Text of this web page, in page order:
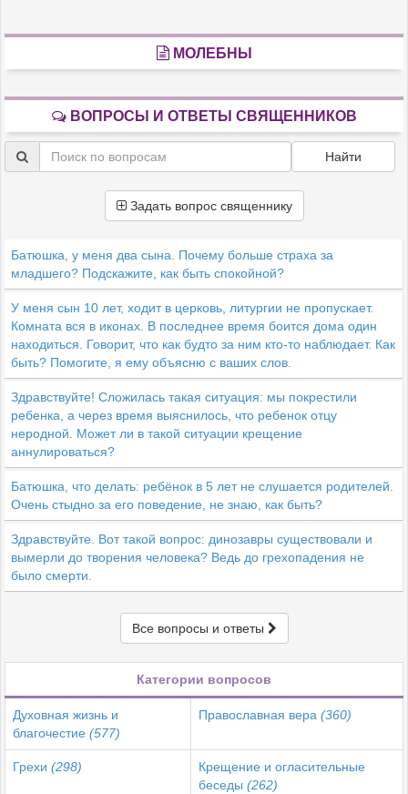
МОЛЕБНЫ
ВОПРОСЫ И ОТВЕТЫ СВЯЩЕННИКОВ
Найти
Задать вопрос священнику
Батюшка, у меня два сына. Почему больше страха за
младшего? Подскажите, как быть спокойной?
У меня сын 10 лет, ходит в церковь, литургии не пропускает.
Комната вся в иконах. В последнее время боится дома один
находиться. Говорит, что как будто за ним кто-то наблюдает. Как
быть? Помогите, я ему объясню с ваших слов.
Здравствуйте! Сложилась такая ситуация: мы покрестили
ребенка, а через время выяснилось, что ребенок отцу
неродной. Может ли в такой ситуации крещение
аннулироваться?
Батюшка, что делать: ребёнок в 5 лет не слушается родителей.
Очень стыдно за его поведение, не знаю, как быть?
Здравствуйте. Вот такой вопрос: динозавры существовали и
вымерли до творения человека? Ведь до грехопадения не
было смерти.
Все вопросы и ответы
Категории вопросов
Духовная жизнь и
благочестие (577)
Православная вера (360)
Грехи (298)
Крещение и огласительные
беседы (262)